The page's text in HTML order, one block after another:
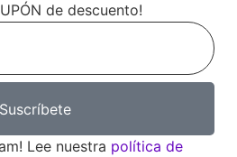
de descuento!
Suscríbete
Lee nuestra política de